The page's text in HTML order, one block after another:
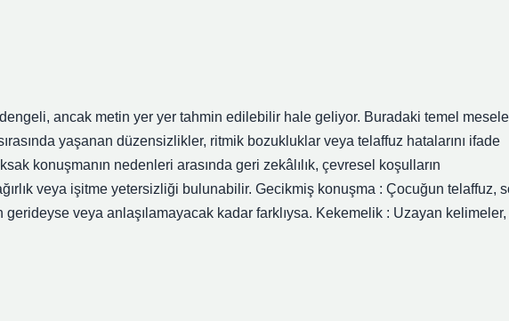
ancak metin yer yer tahmin edilebilir hale geliyor. Buradaki temel mesele
yaşanan düzensizlikler, ritmik bozukluklar veya telaffuz hatalarını ifade
konuşmanın nedenleri arasında geri zekâlılık, çevresel koşulların
veya işitme yetersizliği bulunabilir. Gecikmiş konuşma : Çocuğun telaffuz,
gerideyse veya anlaşılamayacak kadar farklıysa. Kekemelik : Uzayan kelimeler,